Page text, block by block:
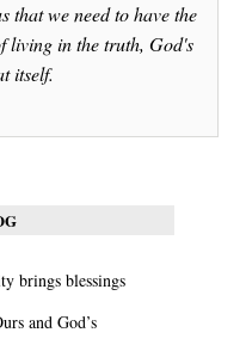
that we need to have the
living in the truth, God's
itself.
brings blessings
and God’s